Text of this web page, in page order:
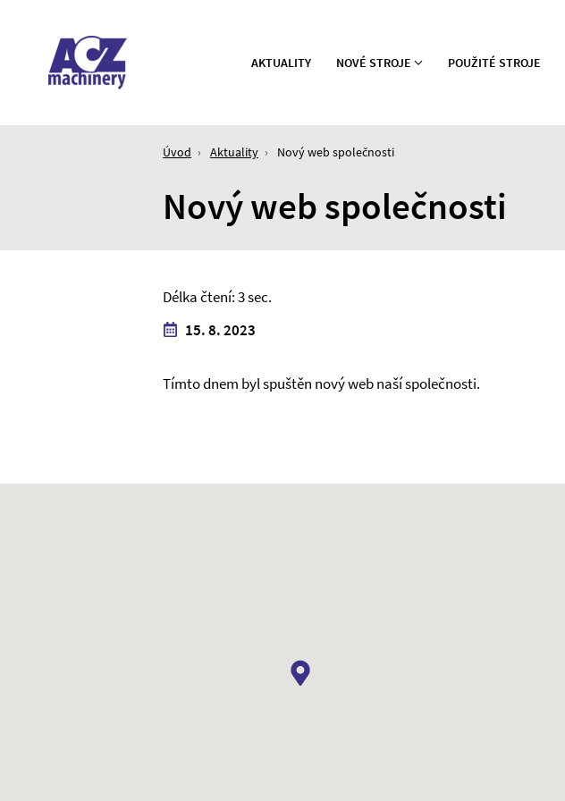
Specialista
AKTUALITY NOVÉ STROJE POUŽITÉ STROJE
Úvod Aktuality Nový web společnosti
Nový web společnosti
Délka čtení: 3 sec.
15. 8. 2023
Tímto dnem byl spuštěn nový web naší společnosti.